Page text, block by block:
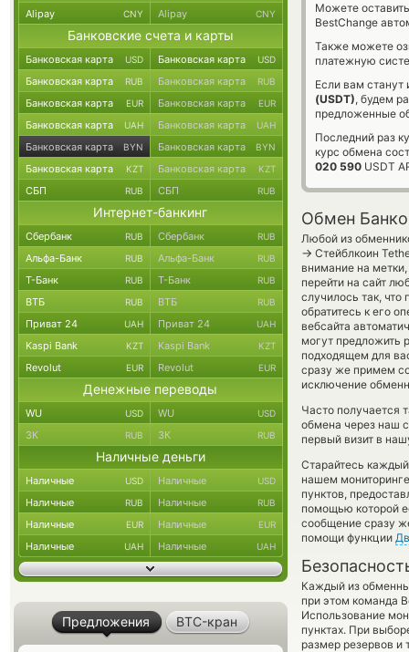
Можете
BestChange
Также можете
платежную
Если вам
(USDT), будем
предложенные
Последний раз
курс обмена
020 590 USDT
Обмен
Любой из
→ Стейблкоин
внимание на
перейти на сайт
случилось так,
обратитесь к его
вебсайта
могут предложить
подходящем для
сразу же примем
исключение
Часто получается
обмена через наш
первый визит в
Старайтесь
нашем
пунктов,
помощью которой
сообщение сразу
помощи функции
Каждый из
при этом команда
Использование
пунктах. При
размер резервов и
Alipay CNY Alipay CNY
Банковские счета и карты
Банковская карта USD Банковская карта USD
Банковская карта RUB Банковская карта RUB
Банковская карта EUR Банковская карта EUR
Банковская карта UAH Банковская карта UAH
Банковская карта BYN Банковская карта BYN
Банковская карта KZT Банковская карта KZT
СБП RUB СБП RUB
Интернет-банкинг
Сбербанк RUB Сбербанк RUB
Альфа-Банк RUB Альфа-Банк RUB
Т-Банк RUB Т-Банк RUB
ВТБ RUB ВТБ RUB
Приват 24 UAH Приват 24 UAH
Kaspi Bank KZT Kaspi Bank KZT
Revolut EUR Revolut EUR
Денежные переводы
WU USD WU USD
ЗК RUB ЗК RUB
Наличные деньги
Наличные USD Наличные USD
Наличные RUB Наличные RUB
Наличные EUR Наличные EUR
Наличные UAH Наличные UAH
Предложения BTC-кран